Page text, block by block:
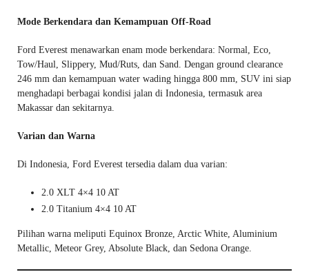
Mode Berkendara dan Kemampuan Off-Road
Ford Everest menawarkan enam mode berkendara: Normal, Eco,
Tow/Haul, Slippery, Mud/Ruts, dan Sand. Dengan ground clearance
246 mm dan kemampuan water wading hingga 800 mm, SUV ini siap
menghadapi berbagai kondisi jalan di Indonesia, termasuk area
Makassar dan sekitarnya.
Varian dan Warna
Di Indonesia, Ford Everest tersedia dalam dua varian:
2.0 XLT 4×4 10 AT
2.0 Titanium 4×4 10 AT
Pilihan warna meliputi Equinox Bronze, Arctic White, Aluminium
Metallic, Meteor Grey, Absolute Black, dan Sedona Orange.